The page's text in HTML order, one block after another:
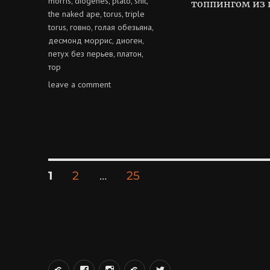
топпингом из
the naked ape,torus,triple
torus,говно,голая обезьяна,
десмонд моррис, диоген,
петух без перьев,платон,
тор
leave a commenton
Posts
PAGE
1 PAGE
2 … PAGE
25